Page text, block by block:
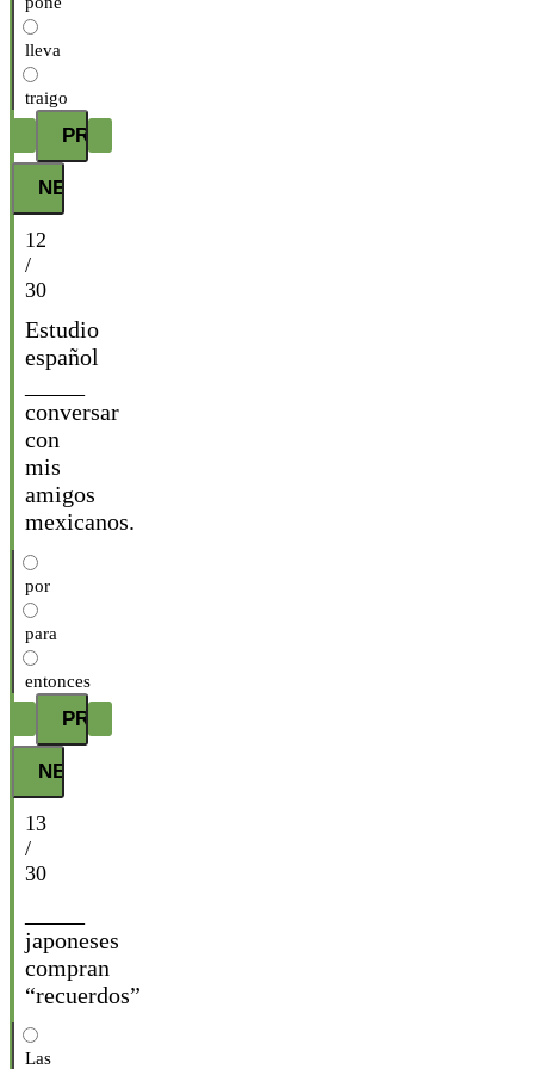
lleva
traigo
12
/
30
Estudio
español
conversar
con
mis
amigos
mexicanos.
por
para
entonces
13
/
30
japoneses
compran
“recuerdos”
Las